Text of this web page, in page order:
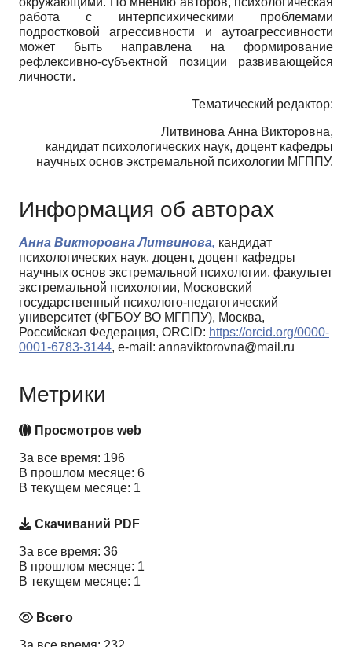
работа с интерпсихическими проблемами
подростковой агрессивности и аутоагрессивности
может быть направлена на формирование
рефлексивно-субъектной позиции развивающейся
личности.
Тематический редактор:
Литвинова Анна Викторовна,
кандидат психологических наук, доцент кафедры
научных основ экстремальной психологии МГППУ.
Информация об авторах
Анна Викторовна Литвинова, кандидат
психологических наук, доцент, доцент кафедры
научных основ экстремальной психологии, факультет
экстремальной психологии, Московский
государственный психолого-педагогический
университет (ФГБОУ ВО МГППУ), Москва,
Российская Федерация, ORCID: https://orcid.org/0000-
0001-6783-3144, e-mail: annaviktorovna@mail.ru
Метрики
Просмотров web
За все время: 196
В прошлом месяце: 6
В текущем месяце: 1
Скачиваний PDF
За все время: 36
В прошлом месяце: 1
В текущем месяце: 1
Всего